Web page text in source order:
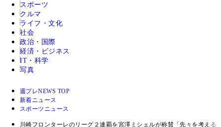
スポーツ
クルマ
ライフ・文化
社会
政治・国際
経済・ビジネス
IT・科学
写真
週プレNEWS TOP
新着ニュース
スポーツニュース
川崎フロンターレのリーグ２連覇を宮澤ミシェルが称賛「先々を考え